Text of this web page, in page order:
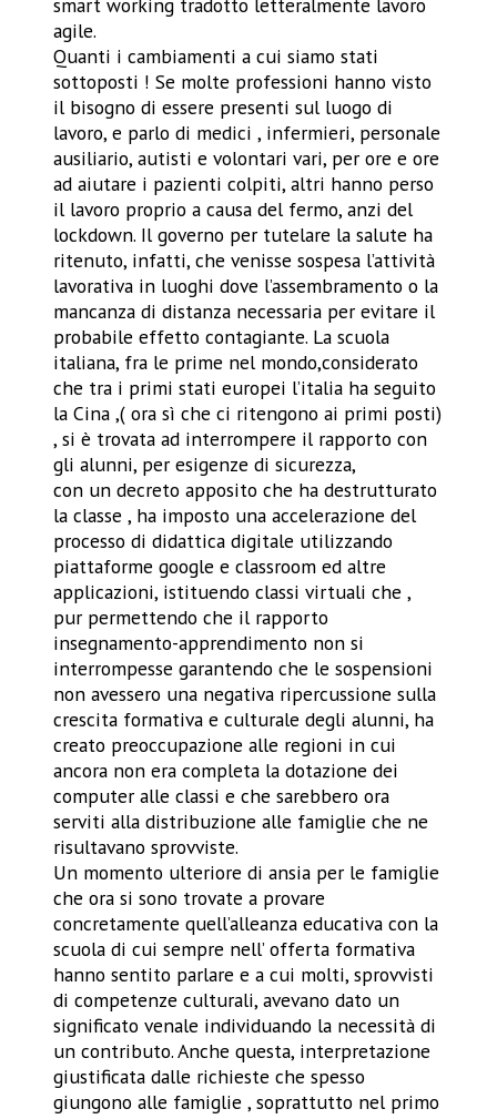
agile.
Quanti i cambiamenti a cui siamo stati
sottoposti ! Se molte professioni hanno visto
il bisogno di essere presenti sul luogo di
lavoro, e parlo di medici , infermieri, personale
ausiliario, autisti e volontari vari, per ore e ore
ad aiutare i pazienti colpiti, altri hanno perso
il lavoro proprio a causa del fermo, anzi del
lockdown. Il governo per tutelare la salute ha
ritenuto, infatti, che venisse sospesa l’attività
lavorativa in luoghi dove l’assembramento o la
mancanza di distanza necessaria per evitare il
probabile effetto contagiante. La scuola
italiana, fra le prime nel mondo,considerato
che tra i primi stati europei l’italia ha seguito
la Cina ,( ora sì che ci ritengono ai primi posti)
, si è trovata ad interrompere il rapporto con
gli alunni, per esigenze di sicurezza,
con un decreto apposito che ha destrutturato
la classe , ha imposto una accelerazione del
processo di didattica digitale utilizzando
piattaforme google e classroom ed altre
applicazioni, istituendo classi virtuali che ,
pur permettendo che il rapporto
insegnamento-apprendimento non si
interrompesse garantendo che le sospensioni
non avessero una negativa ripercussione sulla
crescita formativa e culturale degli alunni, ha
creato preoccupazione alle regioni in cui
ancora non era completa la dotazione dei
computer alle classi e che sarebbero ora
serviti alla distribuzione alle famiglie che ne
risultavano sprovviste.
Un momento ulteriore di ansia per le famiglie
che ora si sono trovate a provare
concretamente quell’alleanza educativa con la
scuola di cui sempre nell’ offerta formativa
hanno sentito parlare e a cui molti, sprovvisti
di competenze culturali, avevano dato un
significato venale individuando la necessità di
un contributo. Anche questa, interpretazione
giustificata dalle richieste che spesso
giungono alle famiglie , soprattutto nel primo